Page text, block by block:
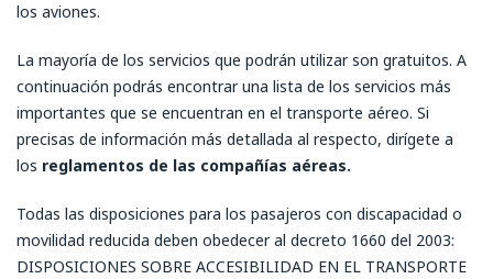
los aviones.
La mayoría de los servicios que podrán utilizar son gratuitos. A
continuación podrás encontrar una lista de los servicios más
importantes que se encuentran en el transporte aéreo. Si
precisas de información más detallada al respecto, dirígete a
los reglamentos de las compañías aéreas.
Todas las disposiciones para los pasajeros con discapacidad o
movilidad reducida deben obedecer al decreto 1660 del 2003:
DISPOSICIONES SOBRE ACCESIBILIDAD EN EL TRANSPORTE